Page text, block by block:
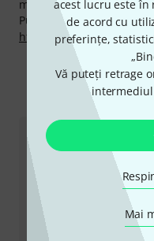
acest lucru este
de acord cu
preferințe,
Vă puteți retrage
intermediul
Mai
majoritate a mărcilor.
Puteți găsi mai multe
http://www.kolberg.com
Ne